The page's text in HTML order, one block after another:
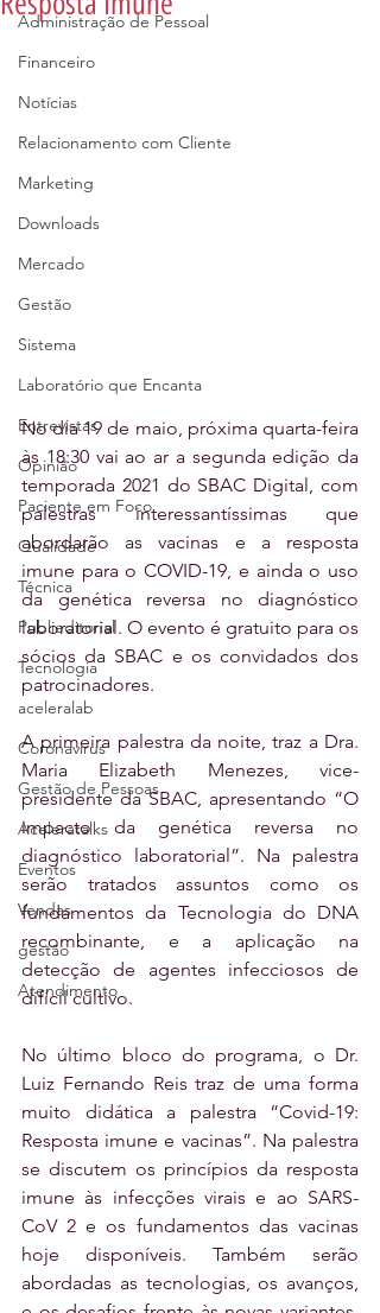
Administração de Pessoal
Financeiro
Notícias
Relacionamento com Cliente
Marketing
Downloads
Mercado
Gestão
Sistema
Laboratório que Encanta
Entrevistas
Opinião
Paciente em Foco
Qualidade
Técnica
Publieditorial
Tecnologia
aceleralab
Coronavírus
Gestão de Pessoas
Aceleratalks
Eventos
Vendas
gestão
Atendimento
No dia 19 de maio, próxima quarta-feira
às 18:30 vai ao ar a segunda edição da
temporada 2021 do SBAC Digital, com
palestras interessantíssimas que
abordarão as vacinas e a resposta
imune para o COVID-19, e ainda o uso
da genética reversa no diagnóstico
laboratorial. O evento é gratuito para os
sócios da SBAC e os convidados dos
patrocinadores.
A primeira palestra da noite, traz a Dra.
Maria Elizabeth Menezes, vice-
presidente da SBAC, apresentando “O
impacto da genética reversa no
diagnóstico laboratorial”. Na palestra
serão tratados assuntos como os
fundamentos da Tecnologia do DNA
recombinante, e a aplicação na
detecção de agentes infecciosos de
difícil cultivo.
No último bloco do programa, o Dr.
Luiz Fernando Reis traz de uma forma
muito didática a palestra “Covid-19:
Resposta imune e vacinas”. Na palestra
se discutem os princípios da resposta
imune às infecções virais e ao SARS-
CoV 2 e os fundamentos das vacinas
hoje disponíveis. Também serão
abordadas as tecnologias, os avanços,